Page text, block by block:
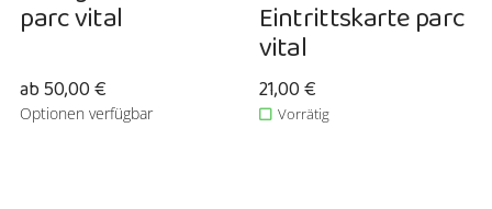
parc vital
ab 50,00 €
Optionen verfügbar
Eintrittskarte parc
vital
Verkaufspreis: 21,00 €
21,00 €
Vorrätig